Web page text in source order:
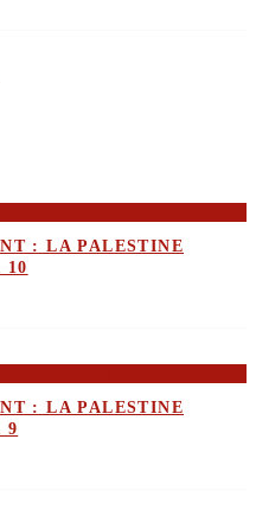
: LA PALESTINE
10
: LA PALESTINE
9